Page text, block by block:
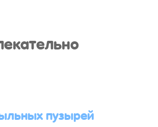
пузырей